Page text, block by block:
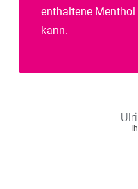
enthaltene
kann.